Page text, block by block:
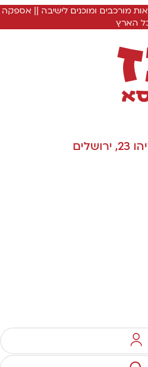
מורכבים ומוכנים לישיבה || אספקה
הארץ